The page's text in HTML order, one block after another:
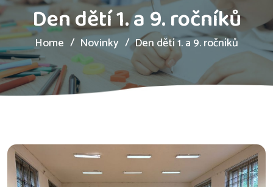
Den dětí 1. a 9. ročníků
Home Novinky Den dětí 1. a 9. ročníků